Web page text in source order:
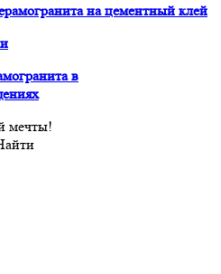
на цементный клей
в
мечты!